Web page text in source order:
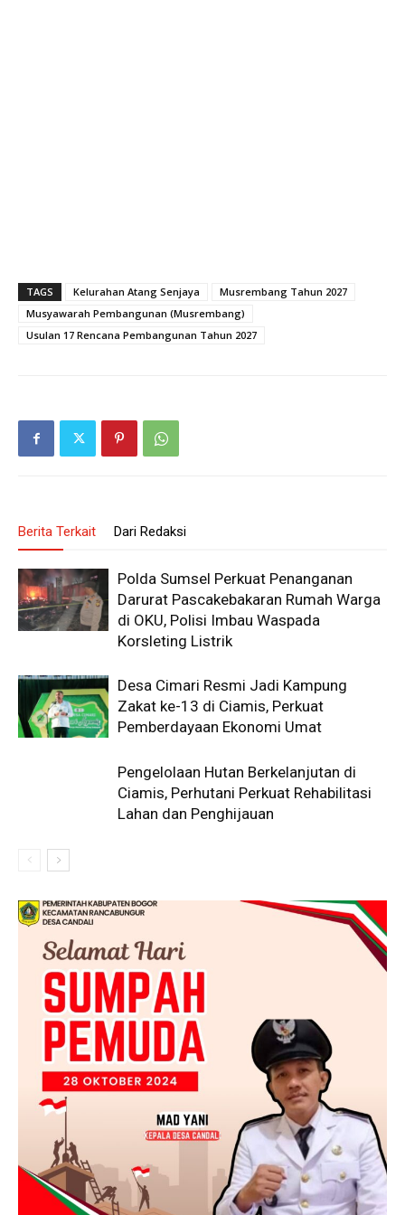
TAGS Kelurahan Atang Senjaya
Musrembang Tahun 2027
Musyawarah Pembangunan (Musrembang)
Usulan 17 Rencana Pembangunan Tahun 2027
Berita Terkait Dari Redaksi
Polda Sumsel Perkuat Penanganan
Darurat Pascakebakaran Rumah Warga
di OKU, Polisi Imbau Waspada
Korsleting Listrik
Desa Cimari Resmi Jadi Kampung
Zakat ke-13 di Ciamis, Perkuat
Pemberdayaan Ekonomi Umat
Pengelolaan Hutan Berkelanjutan di
Ciamis, Perhutani Perkuat Rehabilitasi
Lahan dan Penghijauan